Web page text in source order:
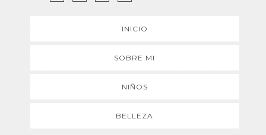
INICIO
SOBRE MI
NIÑOS
BELLEZA